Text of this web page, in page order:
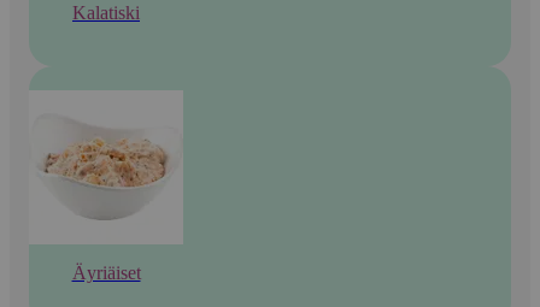
Kalatiski
Äyriäiset